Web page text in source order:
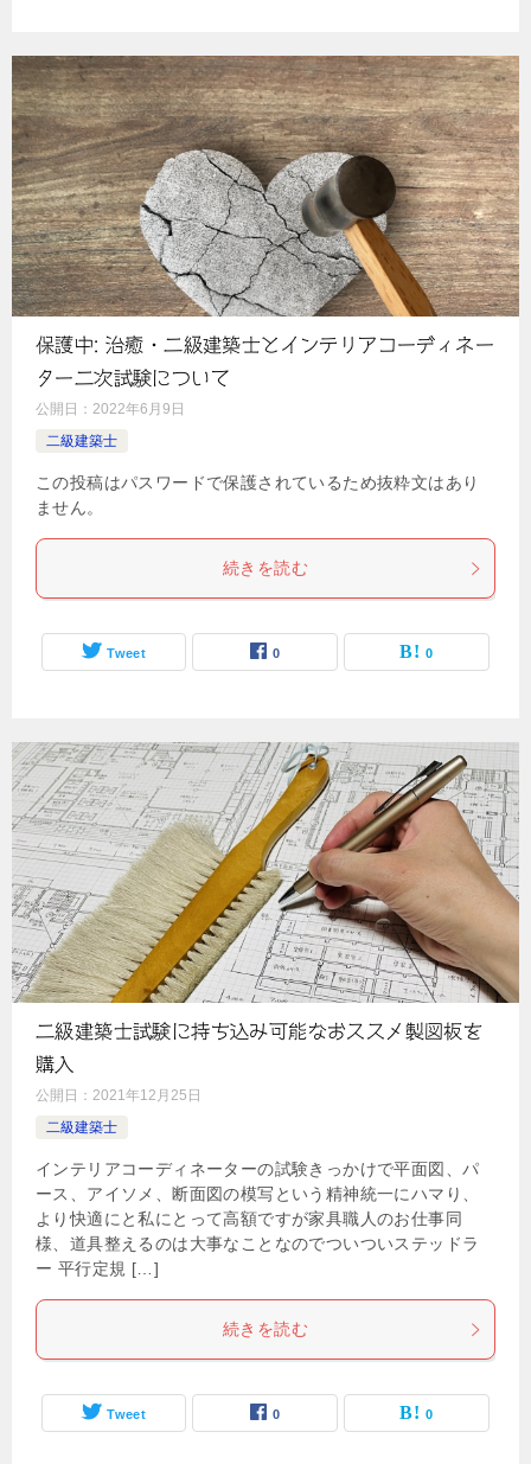
保護中: 治癒・二級建築士とインテリアコーディネー
ター二次試験について
公開日： 2022年6月9日
二級建築士
この投稿はパスワードで保護されているため抜粋文はあり
ません。
続きを読む
Tweet 0 0
二級建築士試験に持ち込み可能なおススメ製図板を
購入
公開日： 2021年12月25日
二級建築士
インテリアコーディネーターの試験きっかけで平面図、パ
ース、アイソメ、断面図の模写という精神統一にハマり、
より快適にと私にとって高額ですが家具職人のお仕事同
様、道具整えるのは大事なことなのでついついステッドラ
ー 平行定規 […]
続きを読む
Tweet 0 0